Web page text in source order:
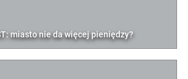
miasto nie da więcej pieniędzy?